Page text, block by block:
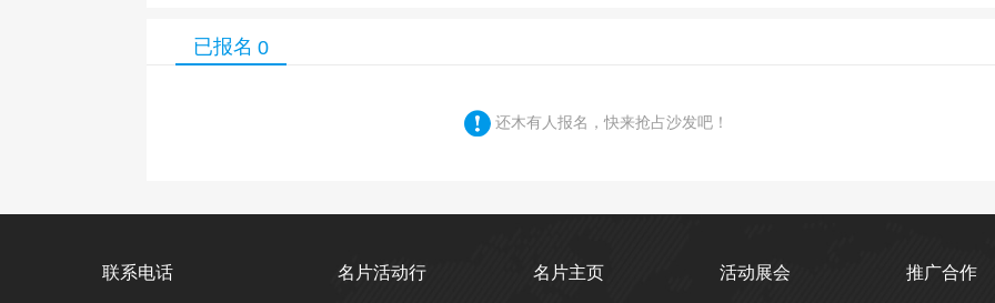
已报名 0
还木有人报名，快来抢占沙发吧！
联系电话 名片活动行 名片主页 活动展会 推广合作